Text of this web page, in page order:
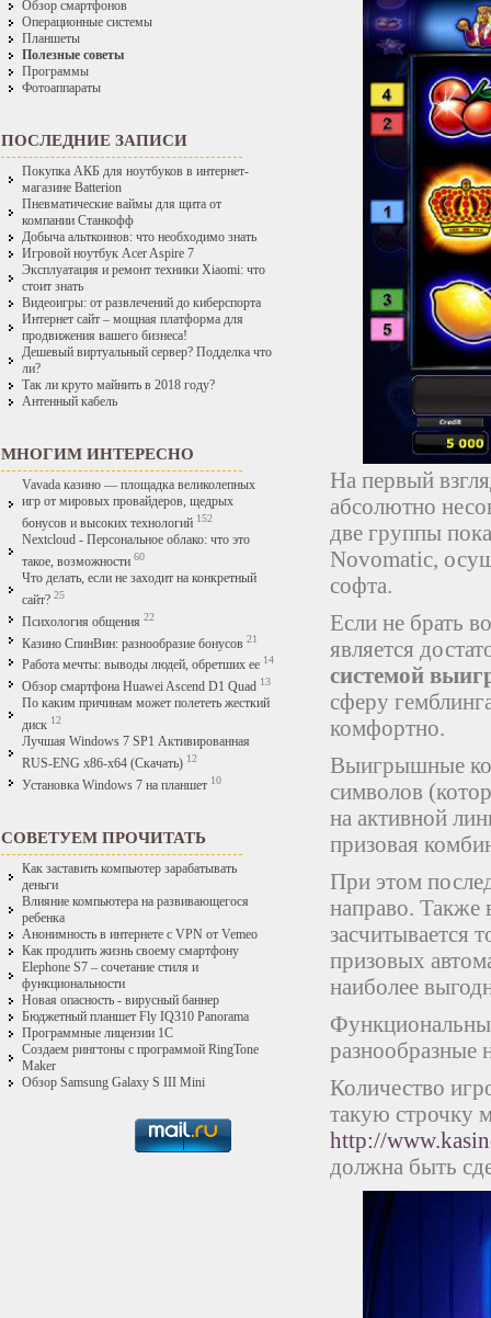
Обзор смартфонов
Операционные системы
Планшеты
Полезные советы
Программы
Фотоаппараты
ПОСЛЕДНИЕ ЗАПИСИ
Покупка АКБ для ноутбуков в интернет-
магазине Batterion
Пневматические ваймы для щита от
компании Станкофф
Добыча альткоинов: что необходимо знать
Игровой ноутбук Acer Aspire 7
Эксплуатация и ремонт техники Xiaomi: что
стоит знать
Видеоигры: от развлечений до киберспорта
Интернет сайт – мощная платформа для
продвижения вашего бизнеса!
Дешевый виртуальный сервер? Подделка что
ли?
Так ли круто майнить в 2018 году?
Антенный кабель
МНОГИМ ИНТЕРЕСНО
Vavada казино — площадка великолепных
игр от мировых провайдеров, щедрых
бонусов и высоких технологий 152
Nextcloud - Персональное облако: что это
такое, возможности 60
Что делать, если не заходит на конкретный
сайт? 25
Психология общения 22
Казино СпинВин: разнообразие бонусов 21
Работа мечты: выводы людей, обретших ее 14
Обзор смартфона Huawei Ascend D1 Quad 13
По каким причинам может полететь жесткий
диск 12
Лучшая Windows 7 SP1 Активированная
RUS-ENG x86-x64 (Скачать) 12
Установка Windows 7 на планшет 10
СОВЕТУЕМ ПРОЧИТАТЬ
Как заставить компьютер зарабатывать
деньги
Влияние компьютера на развивающегося
ребенка
Анонимность в интернете с VPN от Vemeo
Как продлить жизнь своему смартфону
Elephone S7 – сочетание стиля и
функциональности
Новая опасность - вирусный баннер
Бюджетный планшет Fly IQ310 Panorama
Программные лицензии 1С
Создаем рингтоны с программой RingTone
Maker
Обзор Samsung Galaxy S III Mini
На первый
абсолютно
две группы
Novomatic,
софта.
Если не брать
является
системой
сферу
комфортно.
Выигрышные
символов
на активной
призовая
При этом
направо. Также
засчитывается
призовых
наиболее
разнообразные
Количество
такую строчку
http://
должна быть